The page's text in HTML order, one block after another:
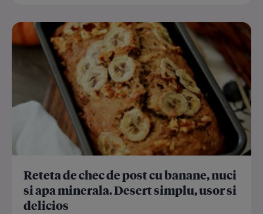
Reteta de chec de post cu banane, nuci
si apa minerala. Desert simplu, usor si
delicios